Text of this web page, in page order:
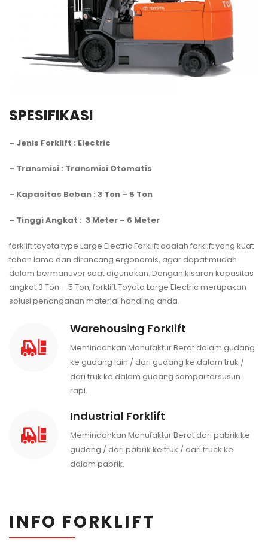
SPESIFIKASI
– Jenis Forklift : Electric
– Transmisi : Transmisi Otomatis
– Kapasitas Beban : 3 Ton – 5 Ton
– Tinggi Angkat : 3 Meter – 6 Meter
forklift toyota type Large Electric Forklift adalah forklift yang kuat
tahan lama dan dirancang ergonomis, agar dapat mudah
dalam bermanuver saat digunakan. Dengan kisaran kapasitas
angkat 3 Ton – 5 Ton, forklift Toyota Large Electricmerupakan
solusi penanganan material handling anda.
Warehousing Forklift
Memindahkan Manufaktur Berat dalam gudang
ke gudang lain / dari gudang ke dalam truk /
dari truk ke dalam gudang sampai tersusun
rapi.
Industrial Forklift
Memindahkan Manufaktur Berat dari pabrik ke
gudang / dari pabrik ke truk / dari truck ke
dalam pabrik.
INFO FORKLIFT